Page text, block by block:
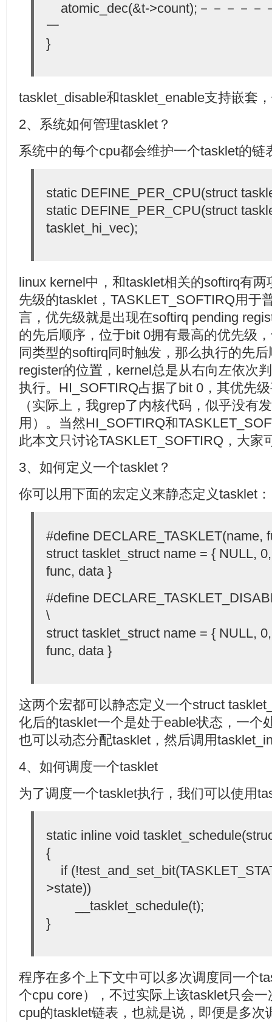
atomic_dec(&t->count);－－－－－
一
}
tasklet_disable和tasklet_enable支持嵌套
2、系统如何管理tasklet？
系统中的每个cpu都会维护一个tasklet的链
static DEFINE_PER_CPU(struct
static DEFINE_PER_CPU(struct
tasklet_hi_vec);
linux kernel中，和tasklet相关的softirq有
先级的tasklet，TASKLET_SOFTIRQ用于
言，优先级就是出现在softirq pending
的先后顺序，位于bit 0拥有最高的优先级
同类型的softirq同时触发，那么执行的先
register的位置，kernel总是从右向左依次
执行。HI_SOFTIRQ占据了bit 0，其优先
（实际上，我grep了内核代码，似乎没有
用）。当然HI_SOFTIRQ和
此本文只讨论TASKLET_SOFTIRQ，大家
3、如何定义一个tasklet？
你可以用下面的宏定义来静态定义tasklet：
#define DECLARE_TASKLET(name,
struct tasklet_struct name = { NULL,
func, data }
#define
\
struct tasklet_struct name = { NULL,
func, data }
这两个宏都可以静态定义一个struct
化后的tasklet一个是处于eable状态，一个
也可以动态分配tasklet，然后调用
4、如何调度一个tasklet
为了调度一个tasklet执行，我们可以使用
static inline void
{
if
>state))
__tasklet_schedule(t);
}
程序在多个上下文中可以多次调度同一个
个cpu core），不过实际上该tasklet只会
cpu的tasklet链表，也就是说，即便是多次